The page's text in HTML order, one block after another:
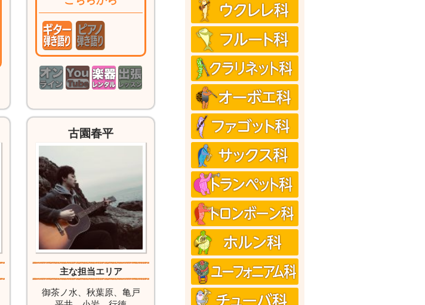
古園春平
主な担当エリア
御茶ノ水、秋葉原、亀戸